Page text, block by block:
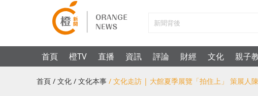
首頁 橙TV 直播 資訊 評論 財經 文化 親子
首頁 / 文化 / 文化本事 / 文化走訪 | 大館夏季展覽「拍住上」 策展人